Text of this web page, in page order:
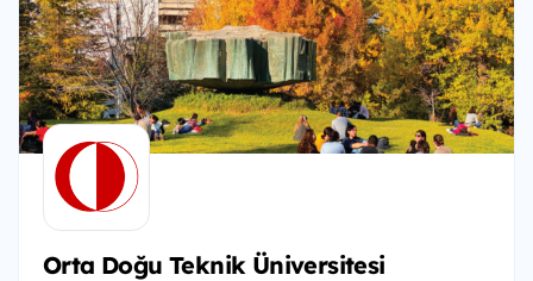
Orta Doğu Teknik Üniversitesi